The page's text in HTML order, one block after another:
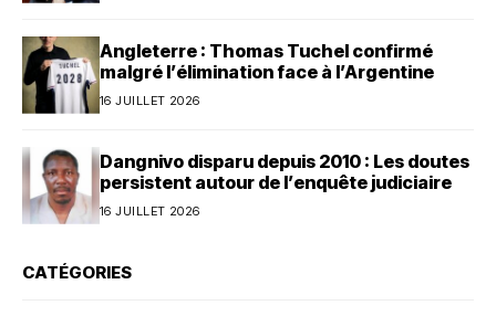
Angleterre : Thomas Tuchel confirmé
malgré l’élimination face à l’Argentine
16 JUILLET 2026
Dangnivo disparu depuis 2010 : Les doutes
persistent autour de l’enquête judiciaire
16 JUILLET 2026
CATÉGORIES